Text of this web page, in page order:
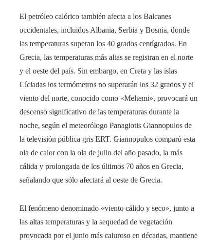
El petróleo calórico también afecta a los Balcanes
occidentales, incluidos Albania, Serbia y Bosnia, donde
las temperaturas superan los 40 grados centígrados. En
Grecia, las temperaturas más altas se registran en el norte
y el oeste del país. Sin embargo, en Creta y las islas
Cícladas los termómetros no superarán los 32 grados y el
viento del norte, conocido como «Meltemi», provocará un
descenso significativo de las temperaturas durante la
noche, según el meteorólogo Panagiotis Giannopulos de
la televisión pública gris ERT. Giannopulos comparó esta
ola de calor con la ola de julio del año pasado, la más
cálida y prolongada de los últimos 70 años en Grecia,
señalando que sólo afectará al oeste de Grecia.
El fenómeno denominado «viento cálido y seco», junto a
las altas temperaturas y la sequedad de vegetación
provocada por el junio más caluroso en décadas, mantiene